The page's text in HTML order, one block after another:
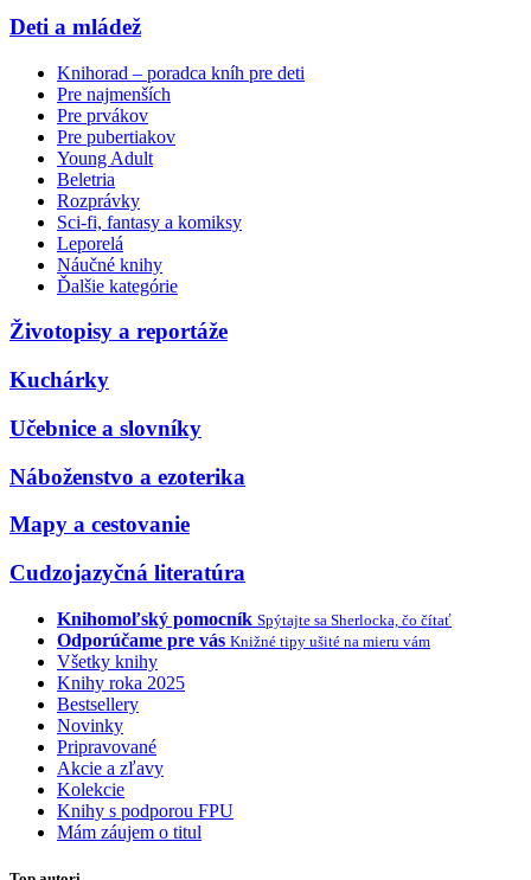
Deti a mládež
Knihorad – poradca kníh pre deti
Pre najmenších
Pre prvákov
Pre pubertiakov
Young Adult
Beletria
Rozprávky
Sci-fi, fantasy a komiksy
Leporelá
Náučné knihy
Ďalšie kategórie
Životopisy a reportáže
Kuchárky
Učebnice a slovníky
Náboženstvo a ezoterika
Mapy a cestovanie
Cudzojazyčná literatúra
Knihomoľský pomocník Spýtajte sa Sherlocka, čo čítať
Odporúčame pre vás Knižné tipy ušité na mieru vám
Všetky knihy
Knihy roka 2025
Bestsellery
Novinky
Pripravované
Akcie a zľavy
Kolekcie
Knihy s podporou FPU
Mám záujem o titul